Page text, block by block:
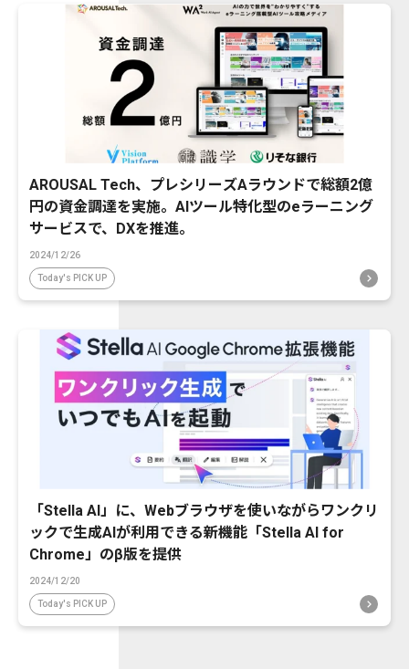
AROUSAL Tech、プレシリーズAラウンドで総額2億
円の資金調達を実施。AIツール特化型のeラーニング
サービスで、DXを推進。
2024/12/26
Today's PICK UP
「Stella AI」に、Webブラウザを使いながらワンクリ
ックで生成AIが利用できる新機能「Stella AI for
Chrome」のβ版を提供
2024/12/20
Today's PICK UP